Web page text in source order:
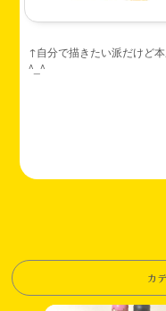
↑自分で描きたい派だけど
^_^
カ